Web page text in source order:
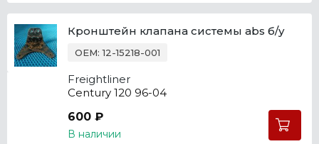
Кронштейн клапана системы abs б/у
OEM: 12-15218-001
Freightliner
Century 120 96-04
600 ₽
В наличии